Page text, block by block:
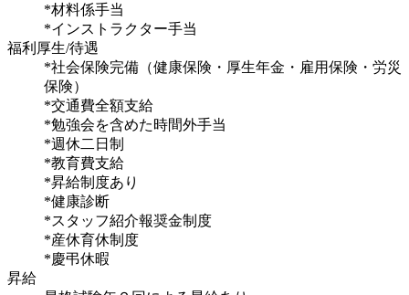
*材料係手当
*インストラクター手当
福利厚生/待遇
*社会保険完備（健康保険・厚生年金・雇用保険・労災
保険）
*交通費全額支給
*勉強会を含めた時間外手当
*週休二日制
*教育費支給
*昇給制度あり
*健康診断
*スタッフ紹介報奨金制度
*産休育休制度
*慶弔休暇
昇給